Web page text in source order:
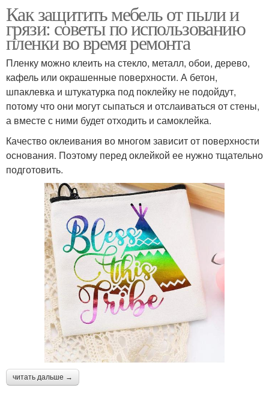
Как защитить мебель от пыли и
грязи: советы по использованию
пленки во время ремонта
Пленку можно клеить на стекло, металл, обои, дерево,
кафель или окрашенные поверхности. А бетон,
шпаклевка и штукатурка под поклейку не подойдут,
потому что они могут сыпаться и отслаиваться от стены,
а вместе с ними будет отходить и самоклейка.
Качество оклеивания во многом зависит от поверхности
основания. Поэтому перед оклейкой ее нужно тщательно
подготовить.
читать дальше →